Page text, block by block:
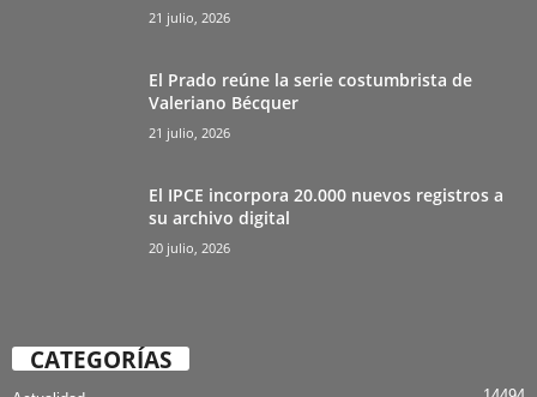
21 julio, 2026
El Prado reúne la serie costumbrista de
Valeriano Bécquer
21 julio, 2026
El IPCE incorpora 20.000 nuevos registros a
su archivo digital
20 julio, 2026
CATEGORÍAS